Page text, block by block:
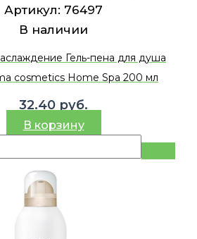
Артикул: 76497
В наличии
Гель-пена для душа
cosmetics Home Spa 200 мл
32.40 руб.
В корзину